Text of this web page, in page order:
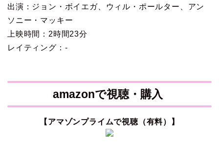
出演：ジョン・ボイエガ、ウィル・ポールター、アン
ソニー・マッキー
上映時間：2時間23分
レイティング：-
amazonで視聴・購入
【アマゾンプライムで視聴（有料）】